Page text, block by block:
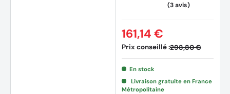
Prix conseillé :298,80 €
161,14 €
En stock
Livraison gratuite en France
Métropolitaine